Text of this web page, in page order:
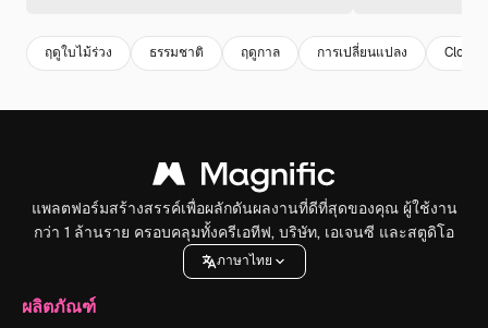
ฤดูใบไม้ร่วง ธรรมชาติ ฤดูกาล การเปลี่ยนแปลง
แพลตฟอร์มสร้างสรรค์เพื่อผลักดันผลงานที่ดีที่สุดของคุณ ผู้ใช้งาน
กว่า 1 ล้านราย ครอบคลุมทั้งครีเอทีฟ, บริษัท, เอเจนซี และสตูดิโอ
ภาษาไทย
ผลิตภัณฑ์